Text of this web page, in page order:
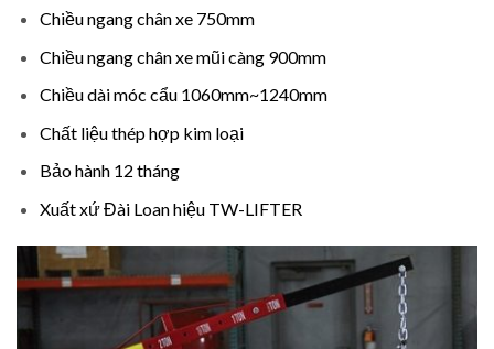
Chiều ngang chân xe 750mm
Chiều ngang chân xe mũi càng 900mm
Chiều dài móc cẩu 1060mm~1240mm
Chất liệu thép hợp kim loại
Bảo hành 12 tháng
Xuất xứ Đài Loan hiệu TW-LIFTER